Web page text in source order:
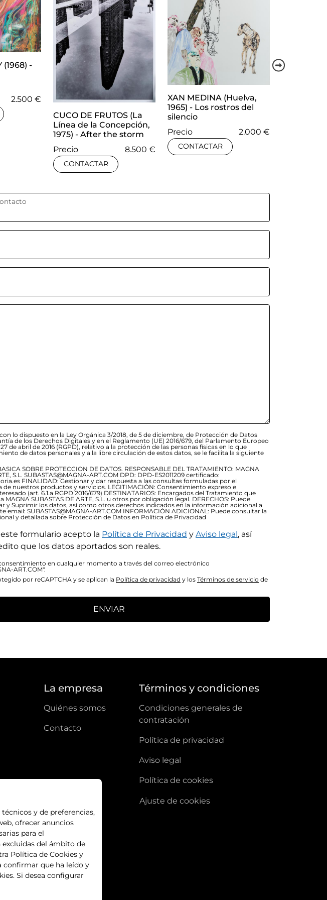
(1968) -
2.500 €
CUCO DE FRUTOS (La
Línea de la Concepción,
1975) - After the storm
Precio
8.500 €
CONTACTAR
XAN MEDINA (Huelva,
1965) - Los rostros del
silencio
Precio
2.000 €
CONTACTAR
lo dispuesto en la Ley Orgánica 3/2018, de 5 de diciembre, de Protección de Datos
de los Derechos Digitales y en el Reglamento (UE) 2016/679, del Parlamento Europeo
de abril de 2016 (RGPD), relativo a la protección de las personas físicas en lo que
de datos personales y a la libre circulación de estos datos, se le facilita la siguiente
SOBRE PROTECCION DE DATOS. RESPONSABLE DEL TRATAMIENTO: MAGNA
S.L. SUBASTAS@MAGNA-ART.COM DPD: DPD-ES2011209 certificado:
FINALIDAD: Gestionar y dar respuesta a las consultas formuladas por el
de nuestros productos y servicios. LEGITIMACIÓN: Consentimiento expreso e
(art. 6.1.a RGPD 2016/679) DESTINATARIOS: Encargados del Tratamiento que
MAGNA SUBASTAS DE ARTE, S.L. u otros por obligación legal. DERECHOS: Puede
y Suprimir los datos, así como otros derechos indicados en la información adicional a
email: SUBASTAS@MAGNA-ART.COM INFORMACIÓN ADICIONAL: Puede consultar la
y detallada sobre Protección de Datos en Política de Privacidad
formulario acepto la Política de Privacidad y Aviso legal, así
que los datos aportados son reales.
en cualquier momento a través del correo electrónico
ART.COM".
por reCAPTCHA y se aplican la Política de privacidad y los Términos de servicio de
ENVIAR
La empresa
quiénes somos
contacto
Términos y condiciones
condiciones generales de
contratación
política de privacidad
aviso legal
política de cookies
ajuste de cookies
técnicos y de preferencias,
ofrecer anuncios
para el
del ámbito de
Política de Cookies y
confirmar que ha leído y
Si desea configurar